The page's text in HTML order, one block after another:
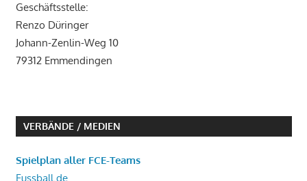
Geschäftsstelle:
Renzo Düringer
Johann-Zenlin-Weg 10
79312 Emmendingen
VERBÄNDE / MEDIEN
Spielplan aller FCE-Teams
Fussball.de